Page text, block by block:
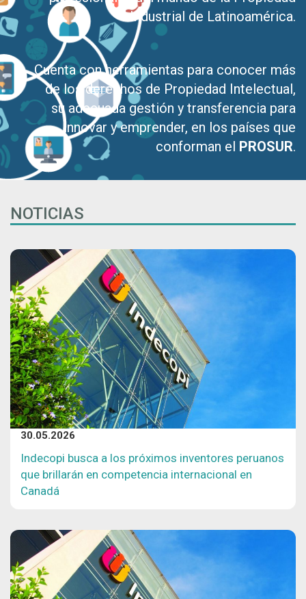
Industrial de Latinoamérica.
Cuenta con herramientas para conocer más
de los derechos de Propiedad Intelectual,
su adecuada gestión y transferencia para
innovar y emprender, en los países que
conforman el PROSUR.
NOTICIAS
30.05.2026
Indecopi busca a los próximos inventores peruanos
que brillarán en competencia internacional en
Canadá